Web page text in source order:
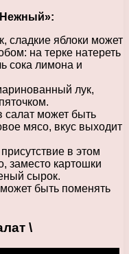
сладкие яблоки может
на терке натереть
сока лимона и
лук,
салат может быть
мясо, вкус выходит
в этом
заместо картошки
сырок.
быть поменять
\